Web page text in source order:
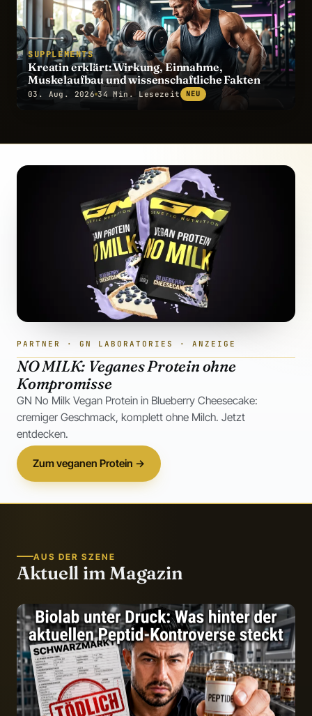
SUPPLEMENTS
Kreatin erklärt: Wirkung, Einnahme,
Muskelaufbau und wissenschaftliche Fakten
03. Aug. 2026 34 Min. Lesezeit NEU
PARTNER · GN LABORATORIES · ANZEIGE
NO MILK: Veganes Protein ohne
Kompromisse
GN No Milk Vegan Protein in Blueberry Cheesecake:
cremiger Geschmack, komplett ohne Milch. Jetzt
entdecken.
Zum veganen Protein →
AUS DER SZENE
Aktuell im Magazin